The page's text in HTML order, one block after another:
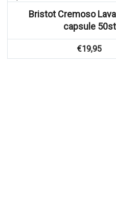
Bristot Cremoso
capsule 50st
€19,95